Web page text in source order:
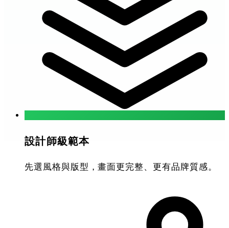
設計師級範本
先選風格與版型，畫面更完整、更有品牌質感。